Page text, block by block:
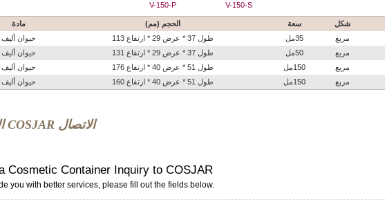
V-150-P V-150-S
شكل سعة الحجم (مم)
مادة
مربع 35مل طول 37 * عرض 29 * ارتفاع 113
حيوان أليف
مربع 50مل طول 37 * عرض 29 * ارتفاع 131
حيوان أليف
مربع 150مل طول 51 * عرض 40 * ارتفاع 176
حيوان أليف
مربع 150مل طول 51 * عرض 40 * ارتفاع 160 حيوان أليف
الاتصال COSJAR الآن!